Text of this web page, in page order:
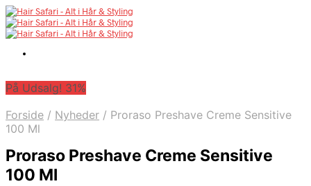
På Udsalg! 31%
Forside / Nyheder / Proraso Preshave Creme Sensitive
100 Ml
Proraso Preshave Creme Sensitive
100 Ml